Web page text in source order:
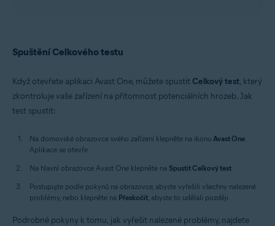
Spuštění Celkového testu
Když otevřete aplikaci Avast One, můžete spustit Celkový test, který
zkontroluje vaše zařízení na přítomnost potenciálních hrozeb. Jak
test spustit:
Na domovské obrazovce svého zařízení klepněte na ikonu Avast One.
Aplikace se otevře.
Na hlavní obrazovce Avast One klepněte na Spustit Celkový test.
Postupujte podle pokynů na obrazovce, abyste vyřešili všechny nalezené
problémy, nebo klepněte na Přeskočit, abyste to udělali později.
Podrobné pokyny k tomu, jak vyřešit nalezené problémy, najdete